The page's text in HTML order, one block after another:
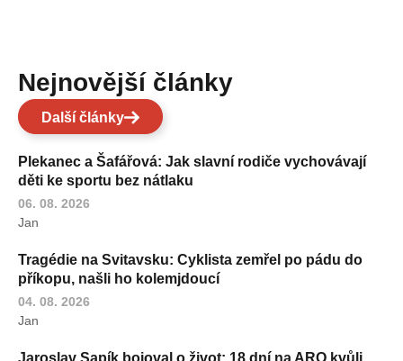
Nejnovější články
Další články
Plekanec a Šafářová: Jak slavní rodiče vychovávají
děti ke sportu bez nátlaku
06. 08. 2026
Jan
Tragédie na Svitavsku: Cyklista zemřel po pádu do
příkopu, našli ho kolemjdoucí
04. 08. 2026
Jan
Jaroslav Sapík bojoval o život: 18 dní na ARO kvůli